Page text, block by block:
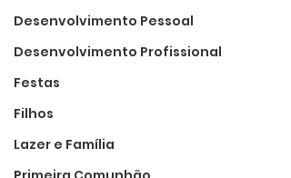
Desenvolvimento Pessoal
Desenvolvimento Profissional
Festas
Filhos
Lazer e Família